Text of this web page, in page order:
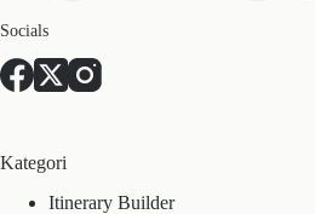
Socials
Kategori
Itinerary Builder